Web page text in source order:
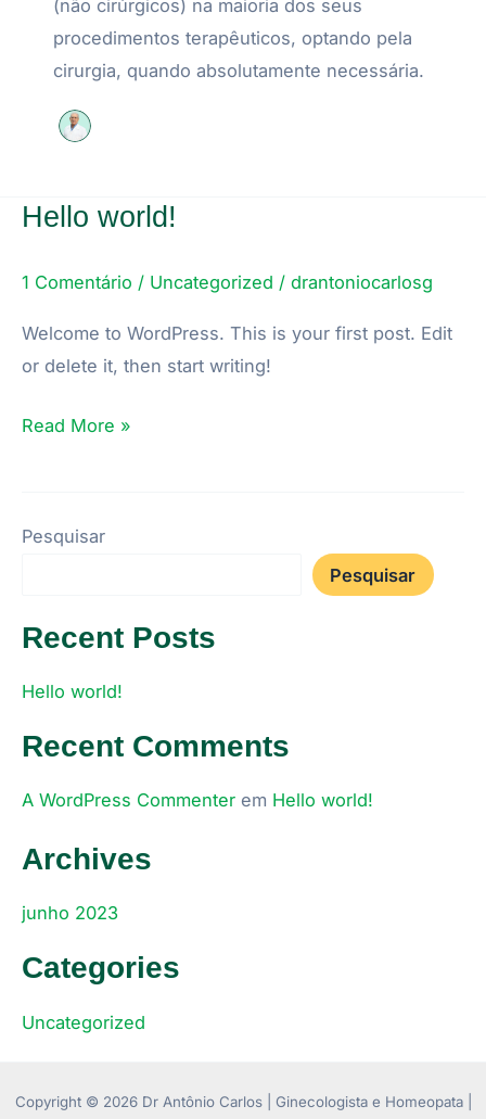
(não cirúrgicos) na maioria dos seus
procedimentos terapêuticos, optando pela
cirurgia, quando absolutamente necessária.
Hello world!
1 Comentário / Uncategorized / drantoniocarlosg
Welcome to WordPress. This is your first post. Edit
or delete it, then start writing!
Hello
Read More »
Pesquisar
Pesquisar
Recent Posts
Hello world!
Recent Comments
A WordPress Commenter em Hello world!
Archives
junho 2023
Categories
Uncategorized
Copyright © 2026 Dr Antônio Carlos | Ginecologista e Homeopata |